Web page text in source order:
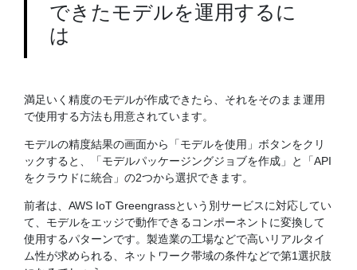
できたモデルを運用するに
は
満足いく精度のモデルが作成できたら、それをそのまま運用
で使用する方法も用意されています。
モデルの精度結果の画面から「モデルを使用」ボタンをクリ
ックすると、「モデルパッケージングジョブを作成」と「API
をクラウドに統合」の2つから選択できます。
前者は、AWS IoT Greengrassという別サービスに対応してい
て、モデルをエッジで動作できるコンポーネントに変換して
使用するパターンです。製造業の工場などで高いリアルタイ
ム性が求められる、ネットワーク帯域の条件などで第1選択肢